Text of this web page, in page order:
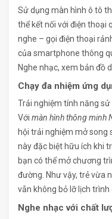
Sử dụng màn hình ô tô
thể kết nối với điện thoại
nghe – gọi điện thoại
của smartphone thông
Nghe nhạc, xem bản đồ
Chạy đa nhiệm ứng
Trải nghiệm tính năng
Với màn hình thông minh
hội trải nghiệm mở song
này đặc biệt hữu ích khi
bạn có thể mở chương
đường. Như vậy, trẻ vừa
vẫn không bỏ lỡ lịch trình
Nghe nhạc với chất